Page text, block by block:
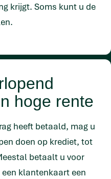
krijgt. Soms kunt u de
hoge rente
heeft betaald, mag u
doen op krediet, tot
betaalt u voor
klantenkaart een